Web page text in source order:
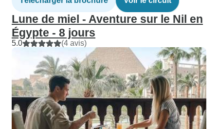
Lune de miel - Aventure sur le Nil en
Égypte - 8 jours
5.0 (4 avis)